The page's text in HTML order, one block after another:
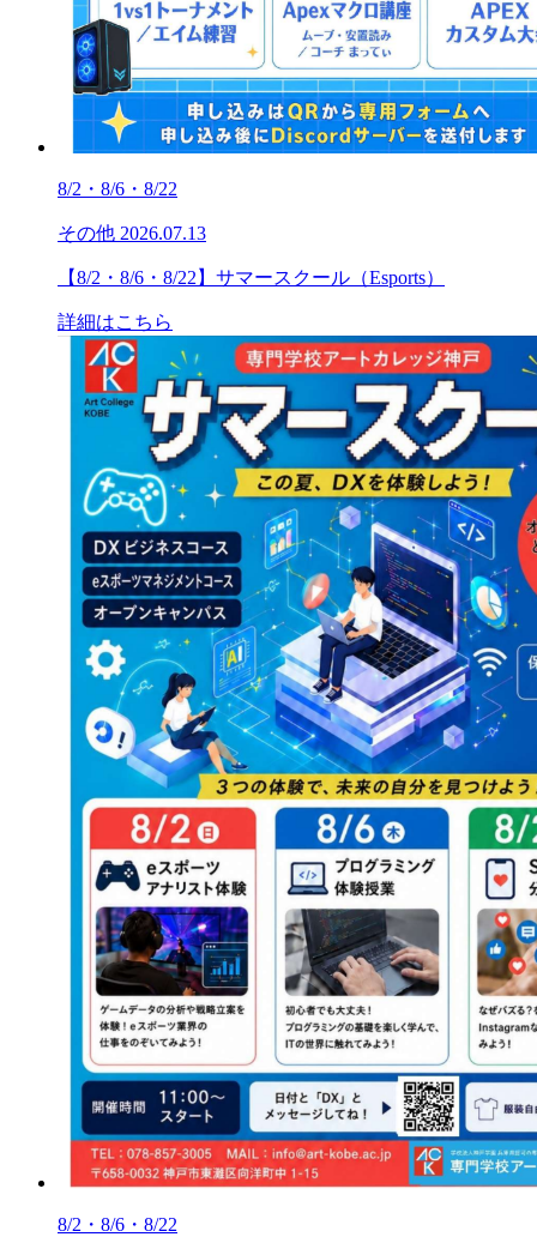
8/2・8/6・8/22
その他 2026.07.13
【8/2・8/6・8/22】サマースクール（Esports）
詳細はこちら
8/2・8/6・8/22